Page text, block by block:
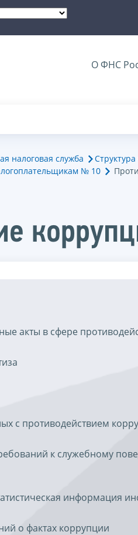
О ФНС
налоговая служба
№ 10
акты в сфере
с противодействием
к служебному
информация
о фактах коррупции